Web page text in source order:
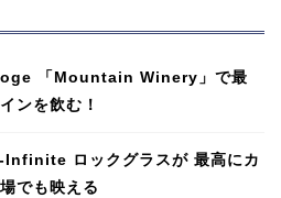
「Mountain Winery」で最
ンを飲む！
Infinite ロックグラスが 最高にカ
でも映える